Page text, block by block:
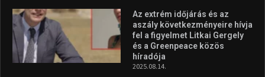
Az extrém időjárás és az
aszály következményeire hívja
fel a figyelmet Litkai Gergely
és a Greenpeace közös
híradója
2025.08.14.